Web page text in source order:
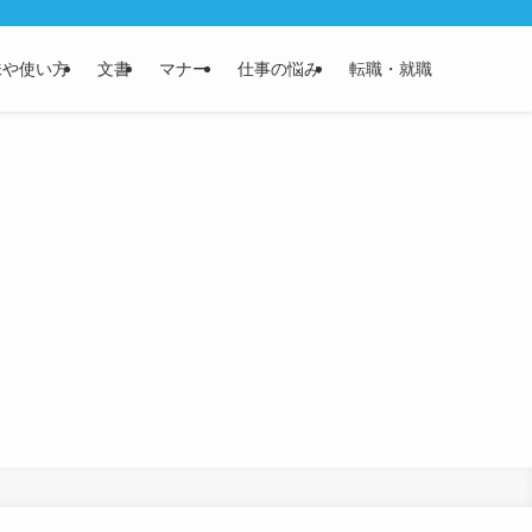
使い方 文書 マナー 仕事の悩み 転職・就職